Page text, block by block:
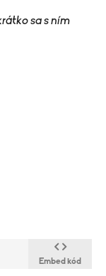
sa s ním
Embed kód